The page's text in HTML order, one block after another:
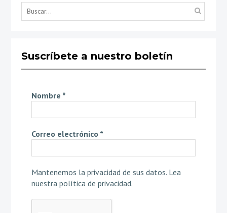
Suscríbete a nuestro boletín
Nombre *
Correo electrónico *
Mantenemos la privacidad de sus datos. Lea
nuestra política de privacidad.